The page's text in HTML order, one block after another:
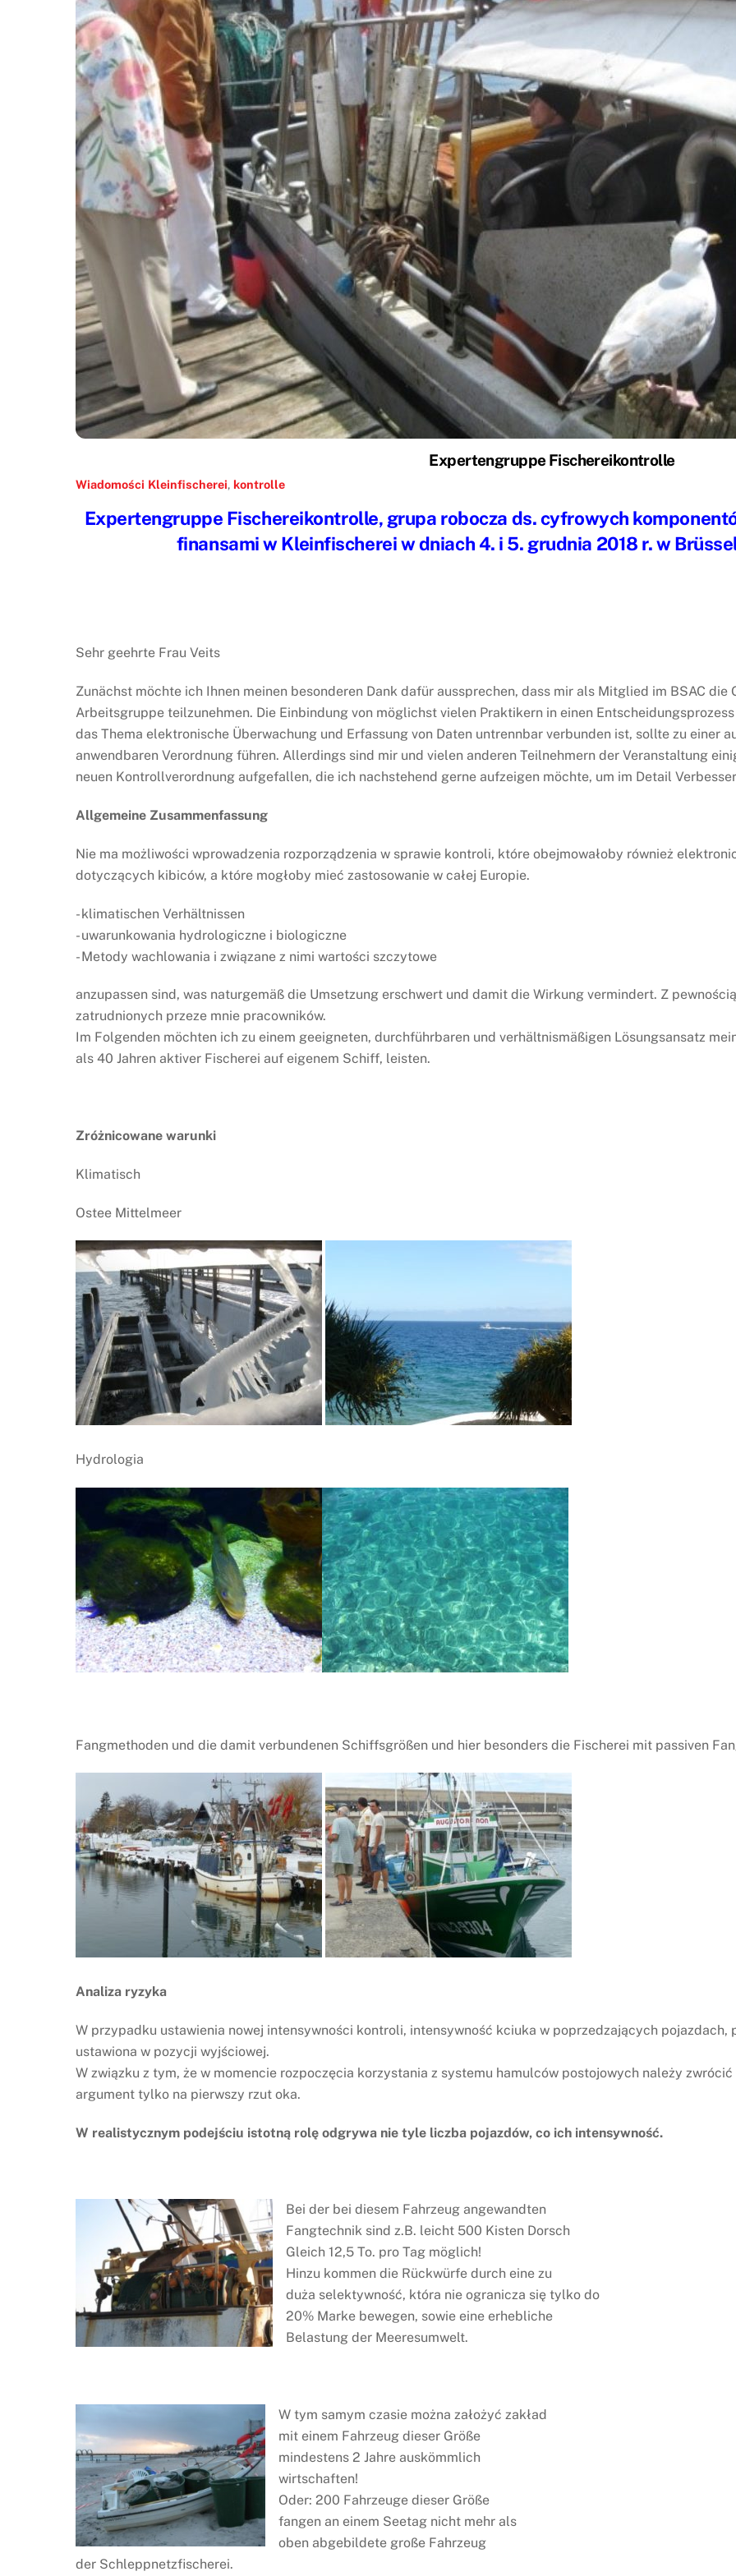
Expertengruppe Fischereikontrolle
Wiadomości Kleinfischerei, kontrolle
Expertengruppe Fischereikontrolle, grupa robocza ds. cyfrowych
finansami w Kleinfischerei w dniach 4. i 5. grudnia 2018 r. w
Sehr geehrte Frau Veits
Zunächst möchte ich Ihnen meinen besonderen Dank dafür aussprechen, dass mir als Mitglied im BSAC
Arbeitsgruppe teilzunehmen. Die Einbindung von möglichst vielen Praktikern in einen
das Thema elektronische Überwachung und Erfassung von Daten untrennbar verbunden ist, sollte zu einer
anwendbaren Verordnung führen. Allerdings sind mir und vielen anderen Teilnehmern der Veranstaltung
neuen Kontrollverordnung aufgefallen, die ich nachstehend gerne aufzeigen möchte, um im Detail
Allgemeine Zusammenfassung
Nie ma możliwości wprowadzenia rozporządzenia w sprawie kontroli, które obejmowałoby również
dotyczących kibiców, a które mogłoby mieć zastosowanie w całej Europie.
- klimatischen Verhältnissen
- uwarunkowania hydrologiczne i biologiczne
- Metody wachlowania i związane z nimi wartości szczytowe
anzupassen sind, was naturgemäß die Umsetzung erschwert und damit die Wirkung vermindert. Z
zatrudnionych przeze mnie pracowników.
Im Folgenden möchten ich zu einem geeigneten, durchführbaren und verhältnismäßigen Lösungsansatz
als 40 Jahren aktiver Fischerei auf eigenem Schiff, leisten.
Zróżnicowane warunki
Klimatisch
Ostee Mittelmeer
Hydrologia
Fangmethoden und die damit verbundenen Schiffsgrößen und hier besonders die Fischerei mit passiven
Analiza ryzyka
W przypadku ustawienia nowej intensywności kontroli, intensywność kciuka w poprzedzających pojazdach,
ustawiona w pozycji wyjściowej.
W związku z tym, że w momencie rozpoczęcia korzystania z systemu hamulców postojowych należy
argument tylko na pierwszy rzut oka.
W realistycznym podejściu istotną rolę odgrywa nie tyle liczba pojazdów, co ich intensywność.
Bei der bei diesem Fahrzeug angewandten
Fangtechnik sind z.B. leicht 500 Kisten Dorsch
Gleich 12,5 To. pro Tag möglich!
Hinzu kommen die Rückwürfe durch eine zu
duża selektywność, która nie ogranicza się tylko do
20% Marke bewegen, sowie eine erhebliche
Belastung der Meeresumwelt.
W tym samym czasie można założyć zakład
mit einem Fahrzeug dieser Größe
mindestens 2 Jahre auskömmlich
wirtschaften!
Oder: 200 Fahrzeuge dieser Größe
fangen an einem Seetag nicht mehr als
oben abgebildete große Fahrzeug
der Schleppnetzfischerei.